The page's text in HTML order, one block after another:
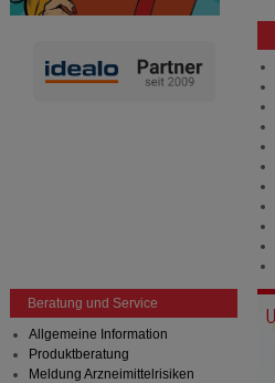
Beratung und Service
Allgemeine Information
Produktberatung
Meldung Arzneimittelrisiken